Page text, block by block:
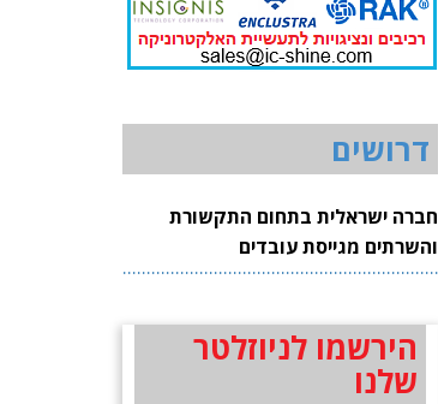
דרושים
חברה ישראלית בתחום התקשורת
והשרתים מגייסת עובדים
הירשמו לניוזלטר
שלנו